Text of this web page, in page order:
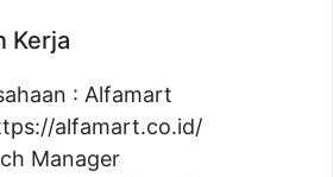
Kerja
: Alfamart
alfamart.co.id/
Manager